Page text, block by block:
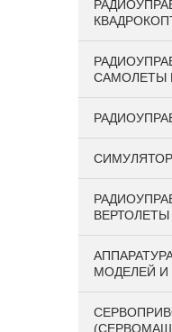
САМОЛЕТЫ
МОДЕЛЕЙ И